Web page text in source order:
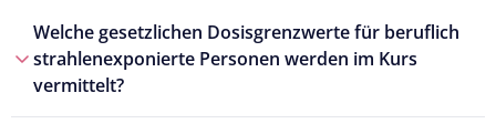
Welche gesetzlichen Dosisgrenzwerte für beruflich
strahlenexponierte Personen werden im Kurs
vermittelt?